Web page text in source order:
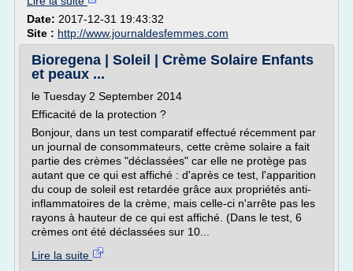
Date: 2017-12-31 19:43:32
Site : http://www.journaldesfemmes.com
Bioregena | Soleil | Crème Solaire Enfants
et peaux ...
le Tuesday 2 September 2014
Efficacité de la protection ?
Bonjour, dans un test comparatif effectué récemment par
un journal de consommateurs, cette crème solaire a fait
partie des crèmes "déclassées" car elle ne protège pas
autant que ce qui est affiché : d'après ce test, l'apparition
du coup de soleil est retardée grâce aux propriétés anti-
inflammatoires de la crème, mais celle-ci n'arrête pas les
rayons à hauteur de ce qui est affiché. (Dans le test, 6
crèmes ont été déclassées sur 10...
Lire la suite